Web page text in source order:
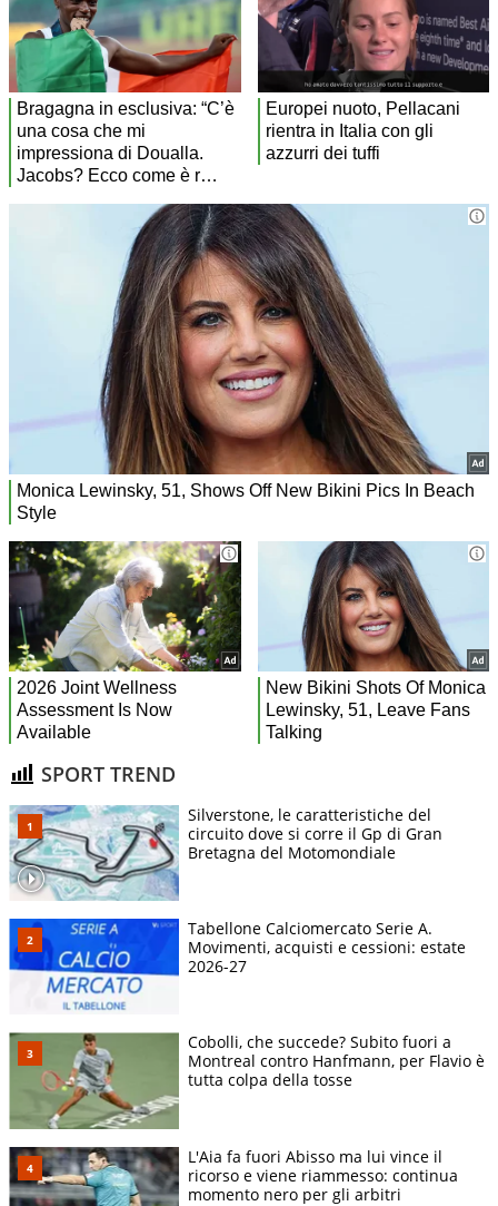
SPORT TREND
Silverstone, le caratteristiche del
circuito dove si corre il Gp di Gran
Bretagna del Motomondiale
Tabellone Calciomercato Serie A.
Movimenti, acquisti e cessioni: estate
2026-27
Cobolli, che succede? Subito fuori a
Montreal contro Hanfmann, per Flavio è
tutta colpa della tosse
L'Aia fa fuori Abisso ma lui vince il
ricorso e viene riammesso: continua
momento nero per gli arbitri